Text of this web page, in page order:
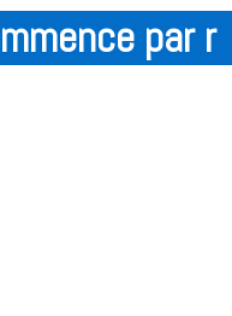
par r